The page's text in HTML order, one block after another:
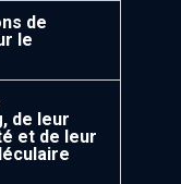
de
le
de leur
et de leur